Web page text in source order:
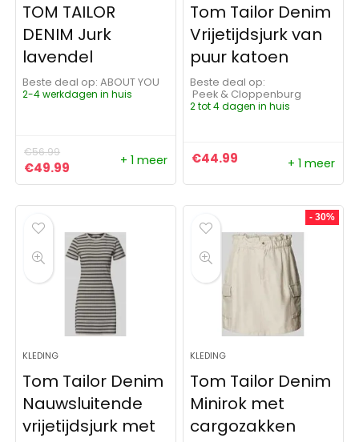
TOM TAILOR
DENIM Jurk
lavendel
Beste deal op:
ABOUT YOU
2-4 werkdagen in huis
€56.99
Oorspronkelijke prijs was: €56.99.
€49.99 Huidige prijs is: €49.99.
+ 1 meer
Tom Tailor Denim
Vrijetijdsjurk van
puur katoen
Beste deal op:
Peek & Cloppenburg
2 tot 4 dagen in huis
€44.99 + 1 meer
KLEDING
Tom Tailor Denim
Nauwsluitende
vrijetijdsjurk met
- 30%
KLEDING
Tom Tailor Denim
Minirok met
cargozakken